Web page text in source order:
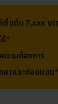
ริ่มต้น 7,xxx บา
ด้*
วามต้องการ
ษาและซ่อมแซม*